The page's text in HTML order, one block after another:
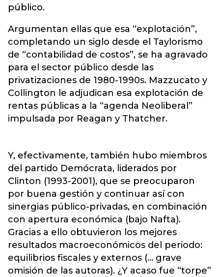
público.
Argumentan ellas que esa “explotación”,
completando un siglo desde el Taylorismo
de “contabilidad de costos”, se ha agravado
para el sector público desde las
privatizaciones de 1980-1990s. Mazzucato y
Collington le adjudican esa explotación de
rentas públicas a la “agenda Neoliberal”
impulsada por Reagan y Thatcher.
Y, efectivamente, también hubo miembros
del partido Demócrata, liderados por
Clinton (1993-2001), que se preocuparon
por buena gestión y continuar así con
sinergias público-privadas, en combinación
con apertura económica (bajo Nafta).
Gracias a ello obtuvieron los mejores
resultados macroeconómicos del periodo:
equilibrios fiscales y externos (… grave
omisión de las autoras). ¿Y acaso fue “torpe”